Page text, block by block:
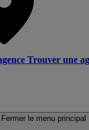
Trouver une
Fermer le menu principal